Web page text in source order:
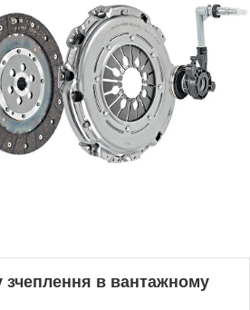
зчеплення в вантажному